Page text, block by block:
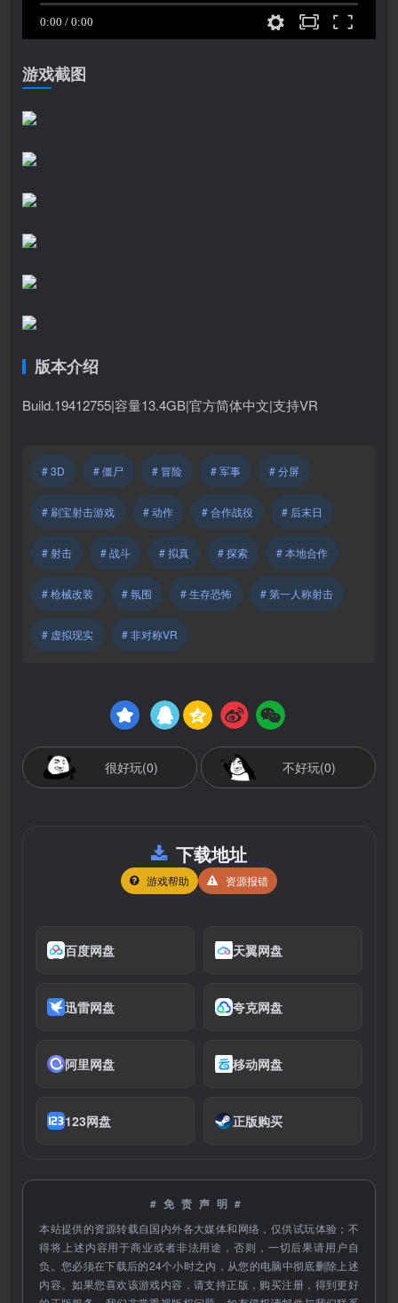
游戏截图
版本介绍
Build.19412755|容量13.4GB|官方简体中文|支持VR
# 3D # 僵尸 # 冒险 # 军事 # 分屏
# 刷宝射击游戏 # 动作 # 合作战役 # 后末日
# 射击 # 战斗 # 拟真 # 探索 # 本地合作
# 枪械改装 # 氛围 # 生存恐怖 # 第一人称射击
# 虚拟现实 # 非对称VR
很好玩(0) 不好玩(0)
下载地址
游戏帮助 资源报错
百度网盘 天翼网盘
迅雷网盘 夸克网盘
阿里网盘 移动网盘
123网盘 正版购买
#免责声明#
本站提供的资源转载自国内外各大媒体和网络，仅供试玩体验；不
得将上述内容用于商业或者非法用途，否则，一切后果请用户自
负。您必须在下载后的24个小时之内，从您的电脑中彻底删除上述
内容。如果您喜欢该游戏内容，请支持正版，购买注册，得到更好